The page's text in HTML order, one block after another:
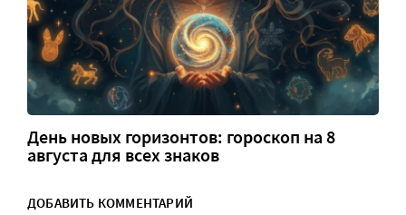
День новых горизонтов: гороскоп на 8
августа для всех знаков
ДОБАВИТЬ КОММЕНТАРИЙ